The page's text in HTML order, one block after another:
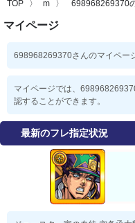
TOP m 698968269370
マイページ
698968269370さんのマイペー
マイページでは、
認することができます。
最新のフレ指定状況